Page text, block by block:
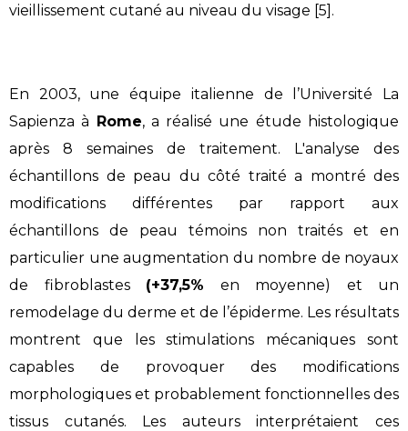
vieillissement cutané au niveau du visage [5].
En 2003, une équipe italienne de l’Université La
Sapienza à Rome, a réalisé une étude histologique
après 8 semaines de traitement. L'analyse des
échantillons de peau du côté traité a montré des
modifications différentes par rapport aux
échantillons de peau témoins non traités et en
particulier une augmentation du nombre de noyaux
de fibroblastes (+37,5% en moyenne) et un
remodelage du derme et de l’épiderme. Les résultats
montrent que les stimulations mécaniques sont
capables de provoquer des modifications
morphologiques et probablement fonctionnelles des
tissus cutanés. Les auteurs interprétaient ces